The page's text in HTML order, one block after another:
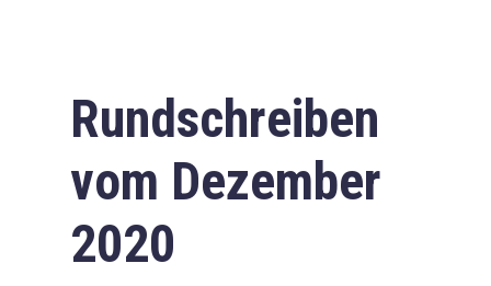
Rundschreiben
vom Dezember
2020